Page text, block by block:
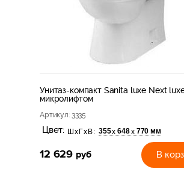
Унитаз-компакт Sanita luxe Next
микролифтом
Артикул: 3335
Цвет: ШхГхВ: 355х 648х 770 мм
12 629 руб В